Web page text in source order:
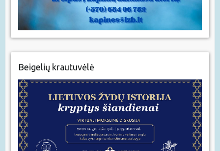
Beigelių krautuvėlė